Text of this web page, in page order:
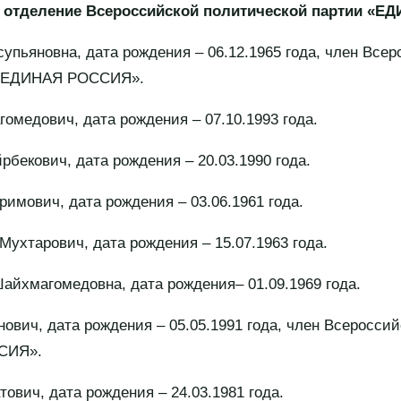
отделение Всероссийской политической партии
дата рождения – 06.12.1965 года, член
«ЕДИНАЯ РОССИЯ».
дата рождения – 07.10.1993 года.
дата рождения – 20.03.1990 года.
дата рождения – 03.06.1961 года.
дата рождения – 15.07.1963 года.
дата рождения– 01.09.1969 года.
дата рождения – 05.05.1991 года, член
дата рождения – 24.03.1981 года.